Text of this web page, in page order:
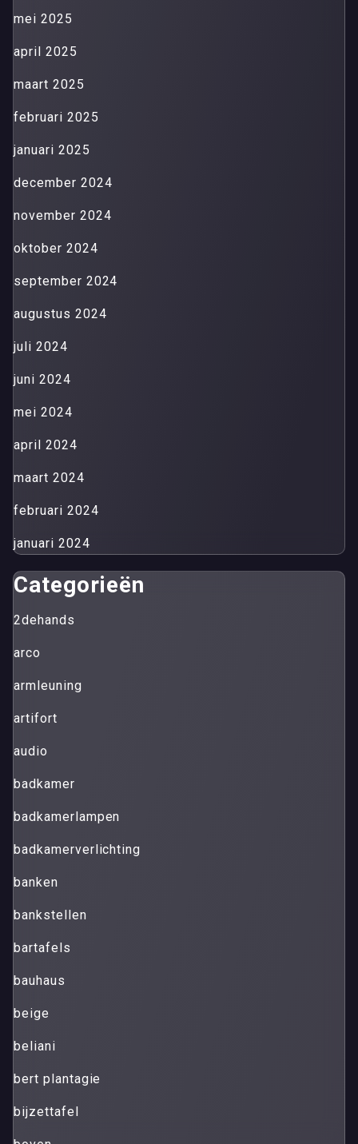
mei 2025
april 2025
maart 2025
februari 2025
januari 2025
december 2024
november 2024
oktober 2024
september 2024
augustus 2024
juli 2024
juni 2024
mei 2024
april 2024
maart 2024
februari 2024
januari 2024
Categorieën
2dehands
arco
armleuning
artifort
audio
badkamer
badkamerlampen
badkamerverlichting
banken
bankstellen
bartafels
bauhaus
beige
beliani
bert plantagie
bijzettafel